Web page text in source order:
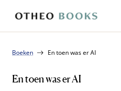
Boeken En toen was er AI
En toen was er AI